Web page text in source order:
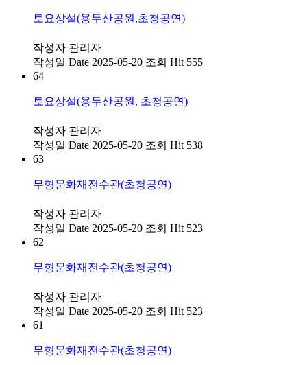
토요상설(용두산공원,초청공연)
작성자 관리자
작성일 Date 2025-05-20 조회 Hit 555
64
토요상설(용두산공원, 초청공연)
작성자 관리자
작성일 Date 2025-05-20 조회 Hit 538
63
무형문화재전수관(초청공연)
작성자 관리자
작성일 Date 2025-05-20 조회 Hit 523
62
무형문화재전수관(초청공연)
작성자 관리자
작성일 Date 2025-05-20 조회 Hit 523
61
무형문화재전수관(초청공연)